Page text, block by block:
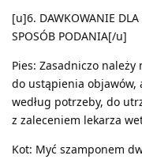
[u]6. DAWKOWANIE
SPOSÓB PODANIA[/u]
Pies: Zasadniczo
do ustąpienia
według potrzeby, do
z zaleceniem lekarza
Kot: Myć szamponem